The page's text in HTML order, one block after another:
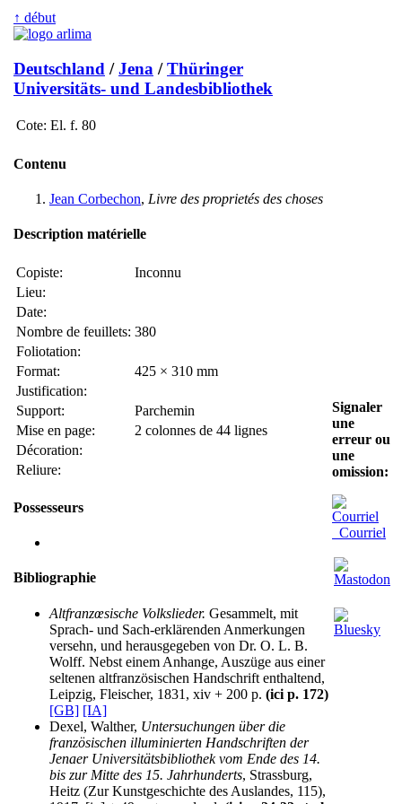
↑ début
Deutschland /Jena /Thüringer
Universitäts- und Landesbibliothek
Cote: El. f. 80
Contenu
Jean Corbechon, Livre des proprietés des choses
Description matérielle
Copiste:
Inconnu
Lieu:
Date:
Nombre de feuillets: 380
Foliotation:
Format:
425 × 310 mm
Justification:
Support:
Parchemin
Mise en page:
2 colonnes de 44 lignes
Décoration:
Reliure:
Possesseurs
Bibliographie
Altfranzœsische Volkslieder. Gesammelt, mit
Sprach- und Sach-erklärenden Anmerkungen
versehn, und herausgegeben von Dr. O. L. B.
Wolff. Nebst einem Anhange, Auszüge aus einer
seltenen altfranzösischen Handschrift enthaltend,
Leipzig, Fleischer, 1831, xiv + 200 p. (ici p. 172)
[GB] [IA]
Dexel, Walther, Untersuchungen über die
französischen illuminierten Handschriften der
Jenaer Universitätsbibliothek vom Ende des 14.
bis zur Mitte des 15. Jahrhunderts, Strassburg,
Heitz (Zur Kunstgeschichte des Auslandes, 115),
Signaler
une
erreur ou
une
omission:
Courriel